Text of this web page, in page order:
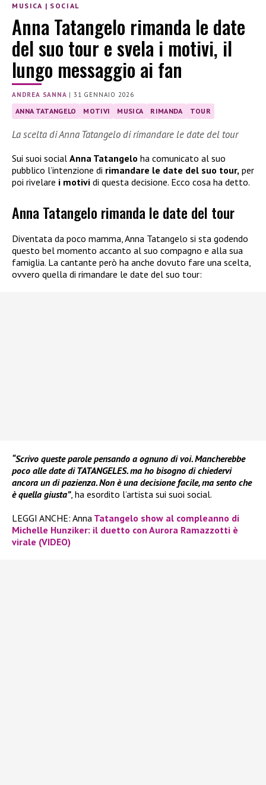
MUSICA | SOCIAL
Anna Tatangelo rimanda le date
del suo tour e svela i motivi, il
lungo messaggio ai fan
ANDREA SANNA |31 GENNAIO 2026
ANNA TATANGELO MOTIVI MUSICA RIMANDA TOUR
La scelta di Anna Tatangelo di rimandare le date del tour
Sui suoi social Anna Tatangelo ha comunicato al suo
pubblico l’intenzione di rimandare le date del suo tour, per
poi rivelare i motivi di questa decisione. Ecco cosa ha detto.
Anna Tatangelo rimanda le date del tour
Diventata da poco mamma, Anna Tatangelo si sta godendo
questo bel momento accanto al suo compagno e alla sua
famiglia. La cantante però ha anche dovuto fare una scelta,
ovvero quella di rimandare le date del suo tour:
“Scrivo queste parole pensando a ognuno di voi. Mancherebbe
poco alle date di TATANGELES. ma ho bisogno di chiedervi
ancora un di pazienza. Non è una decisione facile, ma sento che
è quella giusta”, ha esordito l’artista sui suoi social.
LEGGI ANCHE: Anna Tatangelo show al compleanno di
Michelle Hunziker: il duetto con Aurora Ramazzotti è
virale (VIDEO)